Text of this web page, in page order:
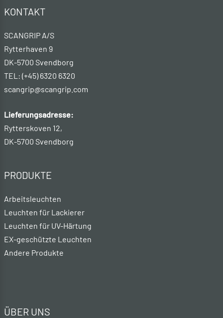
KONTAKT
SCANGRIP A/S
Rytterhaven 9
DK-5700 Svendborg
TEL: (+45) 6320 6320
scangrip@scangrip.com
Lieferungsadresse:
Rytterskoven 12,
DK-5700 Svendborg
PRODUKTE
Arbeitsleuchten
Leuchten für Lackierer
Leuchten für UV-Härtung
EX-geschützte Leuchten
Andere Produkte
ÜBER UNS